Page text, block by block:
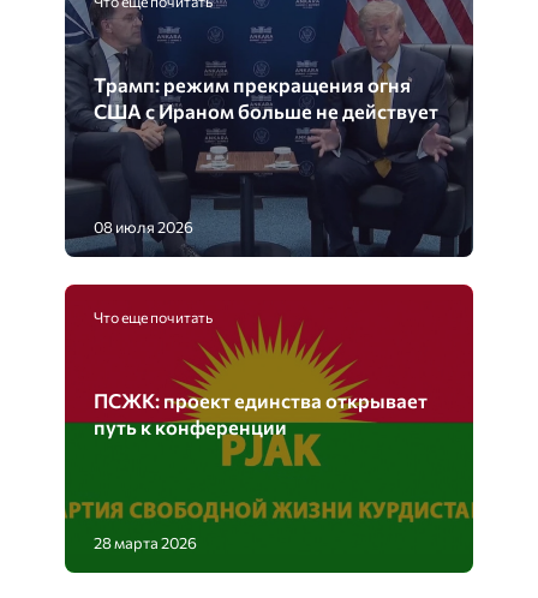
Трамп: режим прекращения огня
США с Ираном больше не действует
08 июля 2026
Что еще почитать
ПСЖК: проект единства открывает
путь к конференции
28 марта 2026